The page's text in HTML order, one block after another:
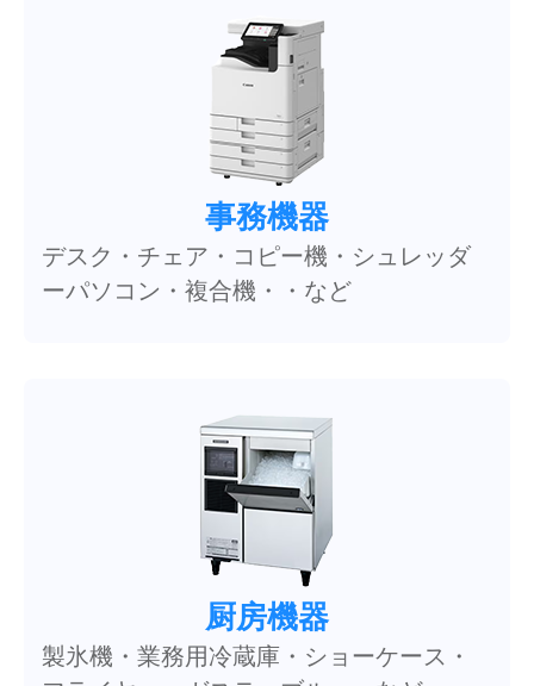
事務機器
デスク・チェア・コピー機・シュレッダ
ーパソコン・複合機・・など
厨房機器
製氷機・業務用冷蔵庫・ショーケース・